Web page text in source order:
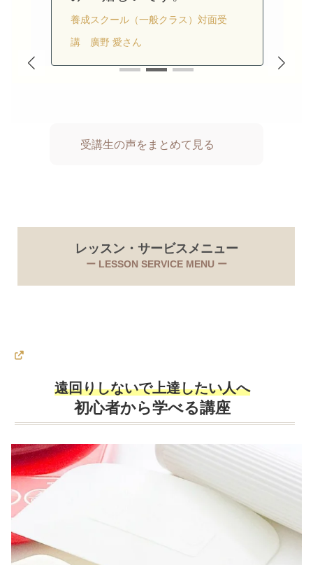
養成スクール（一般クラス）対面受
講 廣野 愛さん
に大好きになりました。
養成スクール（一般クラス）対面受講 A
さん
受講生の声をまとめて見る
レッスン・サービスメニュー
ー LESSON SERVICE MENU ー
カ
ク
遠回りしないで上達したい人へ
初心者から学べる講座